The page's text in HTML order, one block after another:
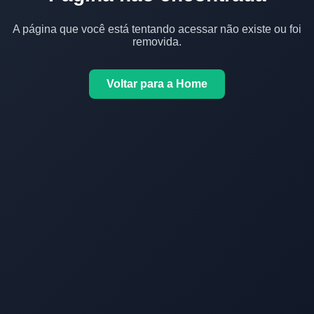
A página que você está tentando acessar não existe ou foi
removida.
Voltar para a Home